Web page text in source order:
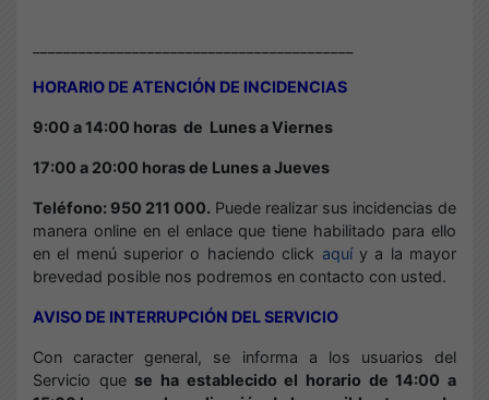
HORARIO DE ATENCIÓN DE INCIDENCIAS
9:00 a 14:00 horas de Lunes a Viernes
17:00 a 20:00 horas de Lunes a Jueves
Teléfono: 950 211 000. Puede realizar sus incidencias de
manera online en el enlace que tiene habilitado para ello
en el menú superior o haciendo click aquí y a la mayor
brevedad posible nos podremos en contacto con usted.
AVISO DE INTERRUPCIÓN DEL SERVICIO
Con caracter general, se informa a los usuarios del
Servicio que se ha establecido el horario de 14:00 a